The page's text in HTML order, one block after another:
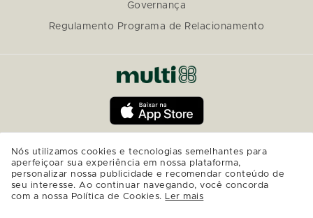
Governança
Regulamento Programa de Relacionamento
Nós utilizamos cookies e tecnologias semelhantes para
aperfeiçoar sua experiência em nossa plataforma,
personalizar nossa publicidade e recomendar conteúdo de
seu interesse. Ao continuar navegando, você concorda
com a nossa Política de Cookies. Ler mais